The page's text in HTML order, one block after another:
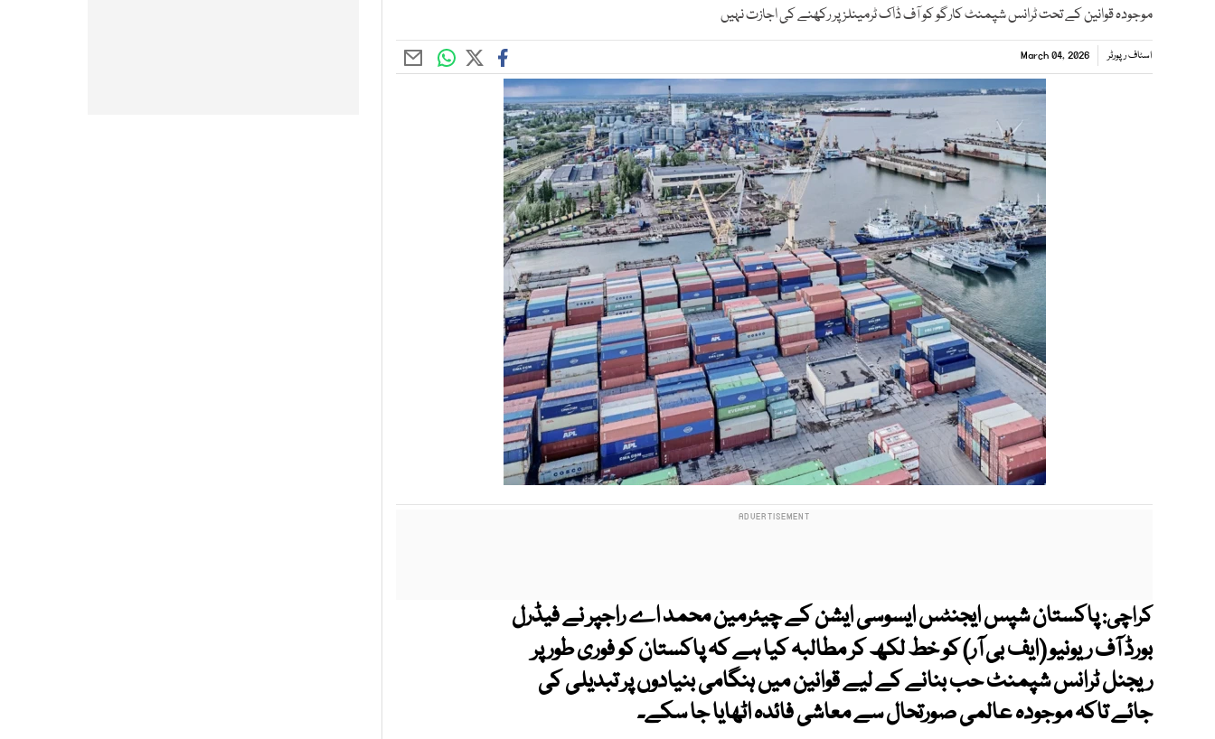
موجودہ قوانین کے تحت ٹرانس شپمنٹ کارگو کو آف ڈاک ٹرمینلز پر رکھنے کی اجازت نہیں
اسٹاف رپورٹر March 04, 2026
کراچی:پاکستان شپس ایجنٹس ایسوسی ایشن کے چیئرمین محمد اے راجپر نے فیڈرل
بورڈ آف ریونیو (ایف بی آر) کو خط لکھ کر مطالبہ کیا ہے کہ پاکستان کو فوری طور پر
ریجنل ٹرانس شپمنٹ حب بنانے کے لیے قوانین میں ہنگامی بنیادوں پر تبدیلی کی
جائے تاکہ موجودہ عالمی صورتحال سے معاشی فائدہ اٹھایا جا سکے۔